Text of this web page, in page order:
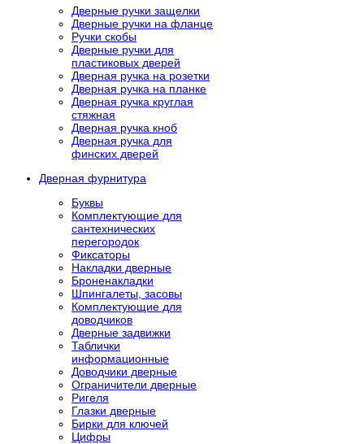
Дверные ручки защелки
Дверные ручки на фланце
Ручки скобы
Дверные ручки для
пластиковых дверей
Дверная ручка на розетки
Дверная ручка на планке
Дверная ручка круглая
стяжная
Дверная ручка кноб
Дверная ручка для
финских дверей
Дверная фурнитура
Буквы
Комплектующие для
сантехнических
перегородок
Фиксаторы
Накладки дверные
Броненакладки
Шпингалеты, засовы
Комплектующие для
доводчиков
Дверные задвижки
Таблички
информационные
Доводчики дверные
Ограничители дверные
Ригеля
Глазки дверные
Бирки для ключей
Цифры